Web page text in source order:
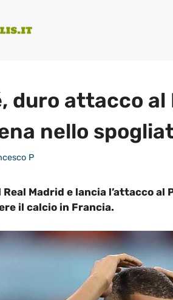
duro attacco al
nello
P
Real Madrid e lancia l’attacco
il calcio in Francia.